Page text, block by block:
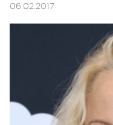
06.02.2017